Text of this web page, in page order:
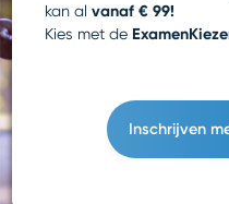
kan alvanaf € 99!
Kies met de
Inschrijven